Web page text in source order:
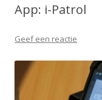
App: i-Patrol
Geef een reactie